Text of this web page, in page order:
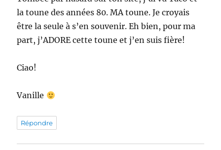
la toune des années 80. MA toune. Je croyais
être la seule à s’en souvenir. Eh bien, pour ma
part, j’ADORE cette toune et j’en suis fière!
Ciao!
Vanille
Répondre